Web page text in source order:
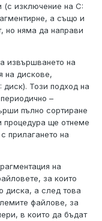
(с изключение на C:
а също и
но няма да направи
извършването на
на дискове,
Този подход на
–
пълно сортиране
процедура ще отнеме
прилагането на
на
за които
диска, а след това
файлове, за
в които да бъдат